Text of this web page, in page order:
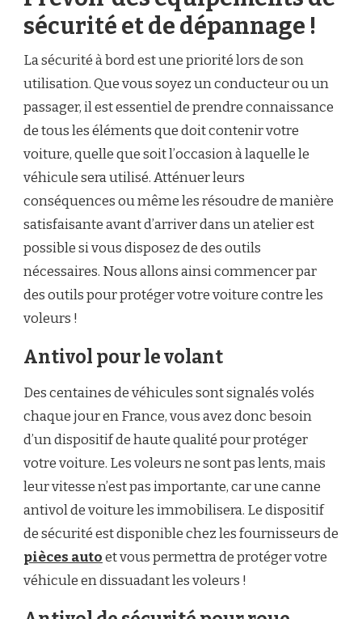
sécurité et de dépannage !
La sécurité à bord est une priorité lors de son
utilisation. Que vous soyez un conducteur ou un
passager, il est essentiel de prendre connaissance
de tous les éléments que doit contenir votre
voiture, quelle que soit l’occasion à laquelle le
véhicule sera utilisé. Atténuer leurs
conséquences ou même les résoudre de manière
satisfaisante avant d’arriver dans un atelier est
possible si vous disposez de des outils
nécessaires. Nous allons ainsi commencer par
des outils pour protéger votre voiture contre les
voleurs !
Antivol pour le volant
Des centaines de véhicules sont signalés volés
chaque jour en France, vous avez donc besoin
d’un dispositif de haute qualité pour protéger
votre voiture. Les voleurs ne sont pas lents, mais
leur vitesse n’est pas importante, car une canne
antivol de voiture les immobilisera. Le dispositif
de sécurité est disponible chez les fournisseurs de
pièces autoet vous permettra de protéger votre
véhicule en dissuadant les voleurs !